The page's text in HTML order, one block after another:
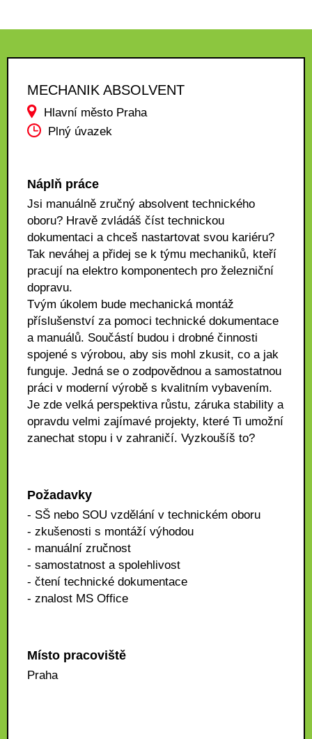
MECHANIK ABSOLVENT
Hlavní město Praha
Plný úvazek
Náplň práce
Jsi manuálně zručný absolvent technického
oboru? Hravě zvládáš číst technickou
dokumentaci a chceš nastartovat svou kariéru?
Tak neváhej a přidej se k týmu mechaniků, kteří
pracují na elektro komponentech pro železniční
dopravu.
Tvým úkolem bude mechanická montáž
příslušenství za pomoci technické dokumentace
a manuálů. Součástí budou i drobné činnosti
spojené s výrobou, aby sis mohl zkusit, co a jak
funguje. Jedná se o zodpovědnou a samostatnou
práci v moderní výrobě s kvalitním vybavením.
Je zde velká perspektiva růstu, záruka stability a
opravdu velmi zajímavé projekty, které Ti umožní
zanechat stopu i v zahraničí. Vyzkoušíš to?
Požadavky
- SŠ nebo SOU vzdělání v technickém oboru
- zkušenosti s montáží výhodou
- manuální zručnost
- samostatnost a spolehlivost
- čtení technické dokumentace
- znalost MS Office
Místo pracoviště
Praha